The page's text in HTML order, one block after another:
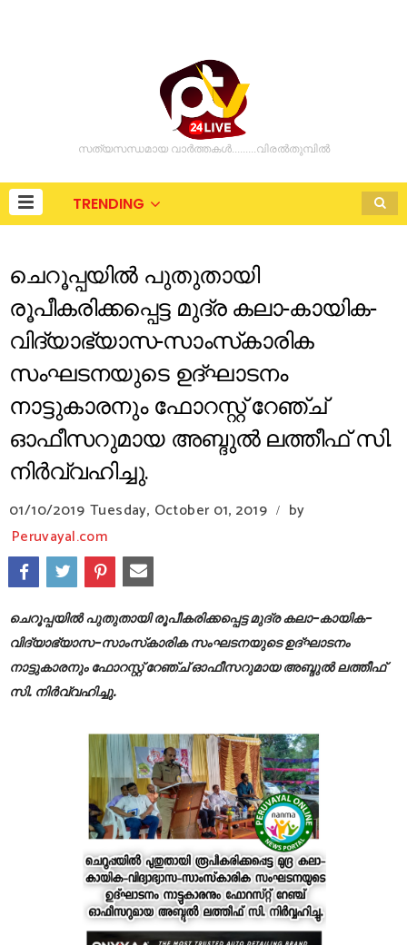
സത്യസന്ധമായ വാർത്തകൾ.........വിരൽതുമ്പിൽ
TRENDING
ചെറൂപ്പയില്‍ പുതുതായി
രൂപീകരിക്കപ്പെട്ട മുദ്ര കലാ-കായിക-
വിദ്യാഭ്യാസ-സാംസ്‌കാരിക
സംഘടനയുടെ ഉദ്ഘാടനം
നാട്ടുകാരനും ഫോറസ്റ്റ് റേഞ്ച്
ഓഫീസറുമായ അബ്ദുല്‍ ലത്തീഫ് സി.
നിര്‍വ്വഹിച്ചു.
01/10/2019 Tuesday, October 01, 2019 /
by
Peruvayal.com
ചെറൂപ്പയില്‍ പുതുതായി രൂപീകരിക്കപ്പെട്ട മുദ്ര കലാ-കായിക-
വിദ്യാഭ്യാസ-സാംസ്‌കാരിക സംഘടനയുടെ ഉദ്ഘാടനം
നാട്ടുകാരനും ഫോറസ്റ്റ് റേഞ്ച് ഓഫീസറുമായ അബ്ദുല്‍ ലത്തീഫ്
സി. നിര്‍വ്വഹിച്ചു.